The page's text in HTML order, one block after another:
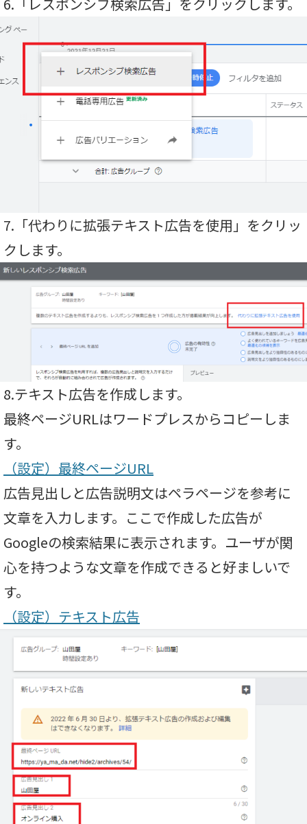
7.「代わりに拡張テキスト広告を使用」をクリッ
クします。
8.テキスト広告を作成します。
最終ページURLはワードプレスからコピーしま
す。
（設定）最終ページURL
広告見出しと広告説明文はペラページを参考に
文章を入力します。ここで作成した広告が
Googleの検索結果に表示されます。ユーザが関
心を持つような文章を作成できると好ましいで
す。
（設定）テキスト広告